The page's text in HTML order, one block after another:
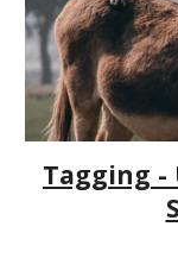
Tagging -